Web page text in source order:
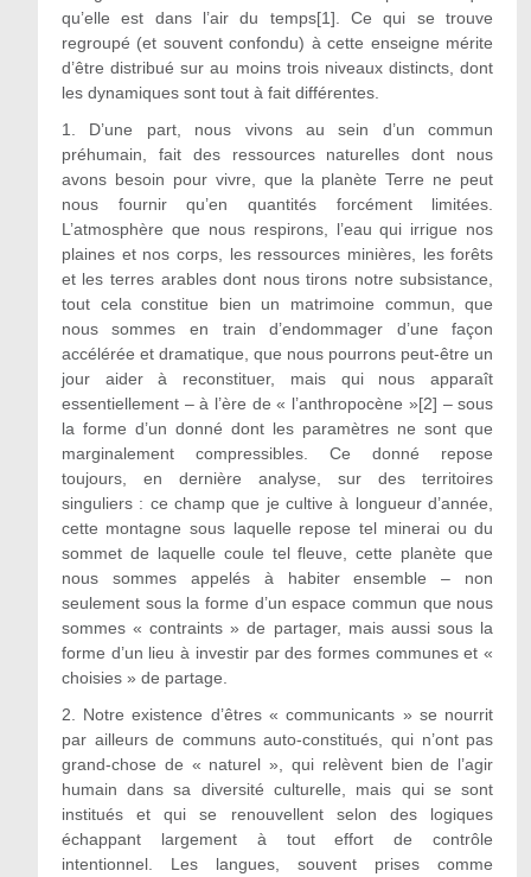
qu’elle est dans l’air du temps[1]. Ce qui se trouve
regroupé (et souvent confondu) à cette enseigne mérite
d’être distribué sur au moins trois niveaux distincts, dont
les dynamiques sont tout à fait différentes.
1. D’une part, nous vivons au sein d’un commun
préhumain, fait des ressources naturelles dont nous
avons besoin pour vivre, que la planète Terre ne peut
nous fournir qu’en quantités forcément limitées.
L’atmosphère que nous respirons, l’eau qui irrigue nos
plaines et nos corps, les ressources minières, les forêts
et les terres arables dont nous tirons notre subsistance,
tout cela constitue bien un matrimoine commun, que
nous sommes en train d’endommager d’une façon
accélérée et dramatique, que nous pourrons peut-être un
jour aider à reconstituer, mais qui nous apparaît
essentiellement – à l’ère de « l’anthropocène »[2] – sous
la forme d’un donné dont les paramètres ne sont que
marginalement compressibles. Ce donné repose
toujours, en dernière analyse, sur des territoires
singuliers : ce champ que je cultive à longueur d’année,
cette montagne sous laquelle repose tel minerai ou du
sommet de laquelle coule tel fleuve, cette planète que
nous sommes appelés à habiter ensemble – non
seulement sous la forme d’un espace commun que nous
sommes « contraints » de partager, mais aussi sous la
forme d’un lieu à investir par des formes communes et «
choisies » de partage.
2. Notre existence d’êtres « communicants » se nourrit
par ailleurs de communs auto-constitués, qui n’ont pas
grand-chose de « naturel », qui relèvent bien de l’agir
humain dans sa diversité culturelle, mais qui se sont
institués et qui se renouvellent selon des logiques
échappant largement à tout effort de contrôle
intentionnel. Les langues, souvent prises comme